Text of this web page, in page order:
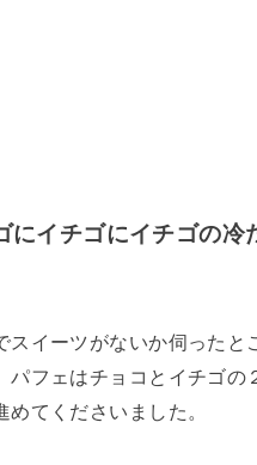
イチゴにイチゴの冷
イーツがないか伺ったと
フェはチョコとイチゴの
てくださいました。